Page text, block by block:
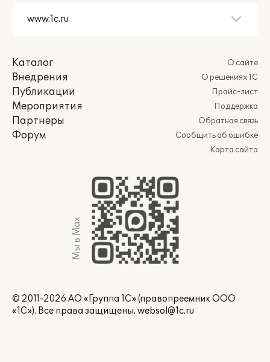
Каталог
Внедрения
Публикации
Мероприятия
Партнеры
Форум
О сайте
О решениях 1С
Прайс-лист
Поддержка
Обратная связь
Сообщить об ошибке
Карта сайта
Мы в Max
© 2011-2026 АО «Группа 1С» (правопреемник ООО
«1С»). Все права защищены. websol@1c.ru